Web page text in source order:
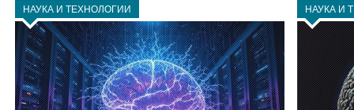
НАУКА И ТЕХНОЛОГИИ НАУКА И